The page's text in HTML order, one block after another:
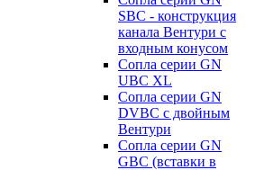
SBC - конструкция
канала Вентури c
входным конусом
Сопла серии GN
UBC XL
Сопла серии GN
DVBC с двойным
Вентури
Сопла серии GN
GBC (вставки в